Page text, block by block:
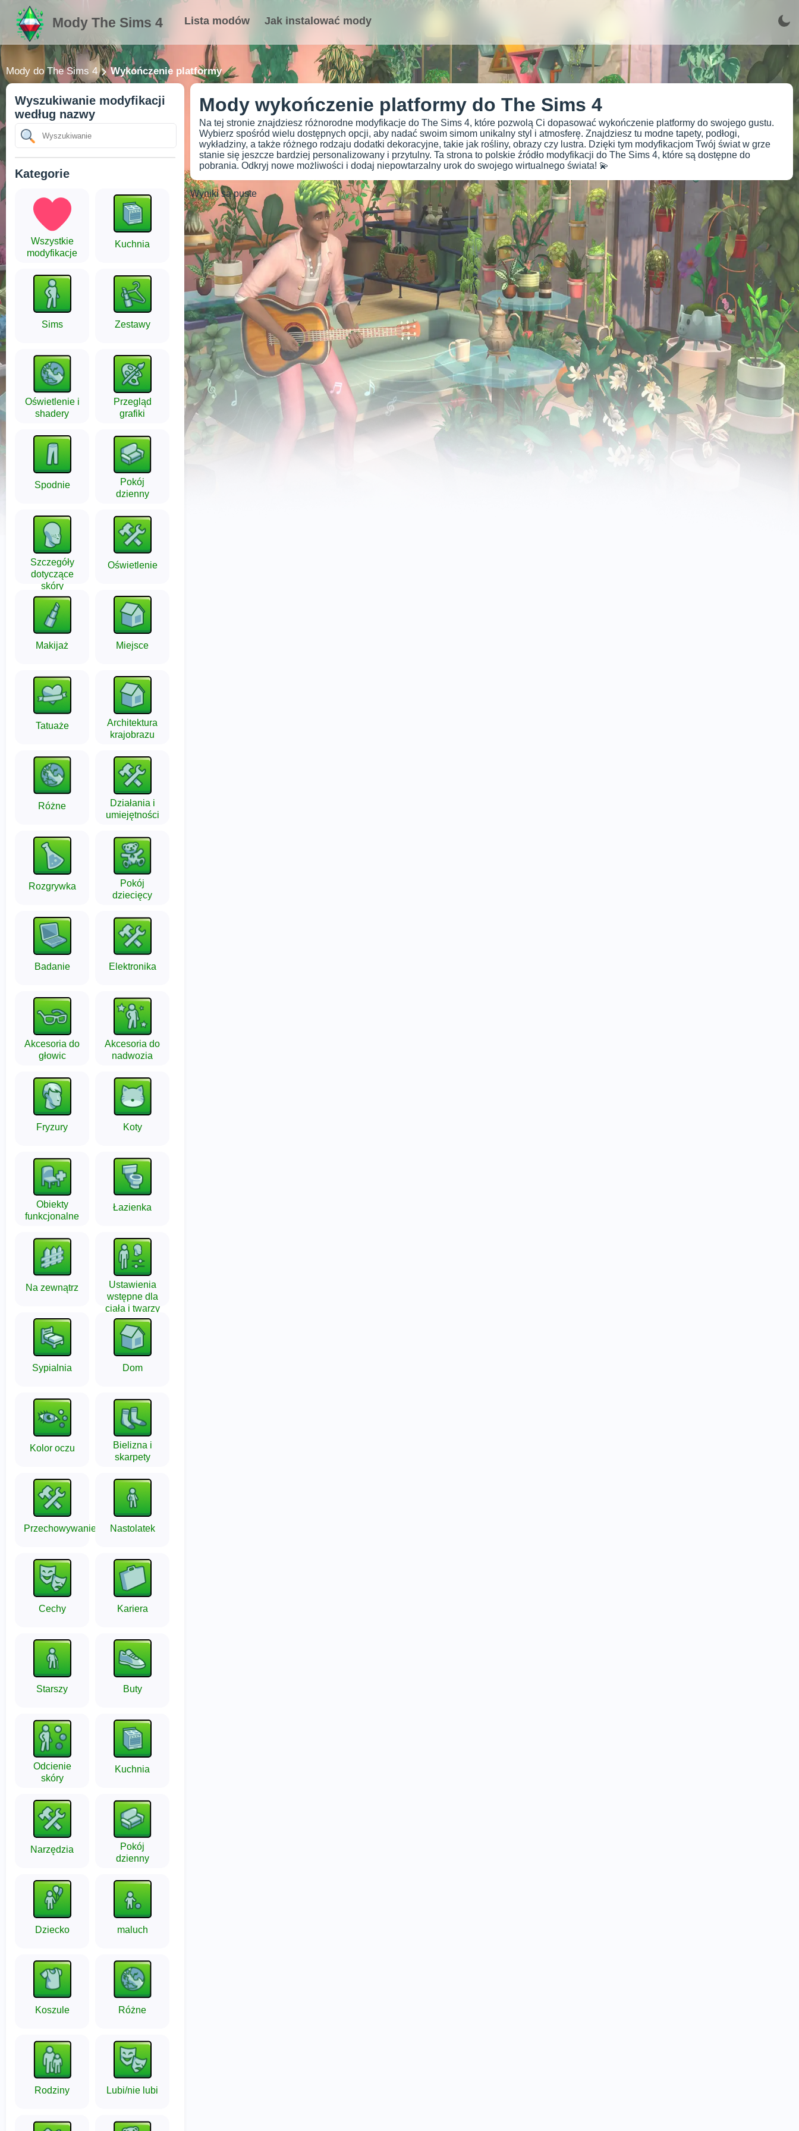
Mody The Sims 4 Lista modów Jak instalować mody
Mody do The Sims 4 Wykończenie platformy
Wyszukiwanie modyfikacji
według nazwy
Kategorie
Wszystkie
modyfikacje
Kuchnia
Sims Zestawy
Oświetlenie i
shadery
Przegląd
grafiki
Spodnie
Pokój
dzienny
Szczegóły
dotyczące
skóry
Oświetlenie
Makijaż Miejsce
Tatuaże
Architektura
krajobrazu
Różne
Działania i
umiejętności
Rozgrywka
Pokój
dziecięcy
Badanie Elektronika
Akcesoria do
głowic
Akcesoria do
nadwozia
Fryzury Koty
Obiekty
funkcjonalne
Łazienka
Na zewnątrz
Ustawienia
wstępne dla
ciała i twarzy
Sypialnia Dom
Kolor oczu
Bielizna i
skarpety
Przechowywanie Nastolatek
Cechy Kariera
Starszy Buty
Odcienie
skóry
Kuchnia
Narzędzia
Pokój
dzienny
Dziecko maluch
Koszule Różne
Rodziny Lubi/nie lubi
Mody wykończenie platformy do The Sims 4
Na tej stronie znajdziesz różnorodne modyfikacje do The Sims 4, które pozwolą Ci dopasować wykończenie platformy do swojego gustu.
Wybierz spośród wielu dostępnych opcji, aby nadać swoim simom unikalny styl i atmosferę. Znajdziesz tu modne tapety, podłogi,
wykładziny, a także różnego rodzaju dodatki dekoracyjne, takie jak rośliny, obrazy czy lustra. Dzięki tym modyfikacjom Twój świat w grze
stanie się jeszcze bardziej personalizowany i przytulny. Ta strona to polskie źródło modyfikacji do The Sims 4, które są dostępne do
pobrania. Odkryj nowe możliwości i dodaj niepowtarzalny urok do swojego wirtualnego świata! 💫
Wyniki są puste